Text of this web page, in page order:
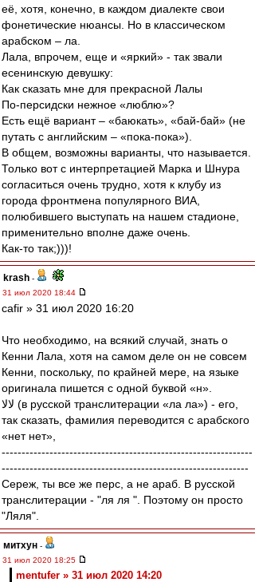
её, хотя, конечно, в каждом диалекте свои
фонетические нюансы. Но в классическом
арабском – ла.
Лала, впрочем, еще и «яркий» - так звали
есенинскую девушку:
Как сказать мне для прекрасной Лалы
По-персидски нежное «люблю»?
Есть ещё вариант – «баюкать», «бай-бай» (не
путать с английским – «пока-пока»).
В общем, возможны варианты, что называется.
Только вот с интерпретацией Марка и Шнура
согласиться очень трудно, хотя к клубу из
города фронтмена популярного ВИА,
полюбившего выступать на нашем стадионе,
применительно вполне даже очень.
Как-то так;)))!
krash -
31 июл 2020 18:44
cafir » 31 июл 2020 16:20
Что необходимо, на всякий случай, знать о
Кенни Лала, хотя на самом деле он не совсем
Кенни, поскольку, по крайней мере, на языке
оригинала пишется с одной буквой «н».
لالا (в русской транслитерации «ла ла») - его,
так сказать, фамилия переводится с арабского
«нет нет»,
---------------------------------------------------------------
--------------------------------------------------------------
Сереж, ты все же перс, а не араб. В русской
транслитерации - "ля ля ". Поэтому он просто
"Ляля".
митхун -
31 июл 2020 18:25
mentufer » 31 июл 2020 14:20